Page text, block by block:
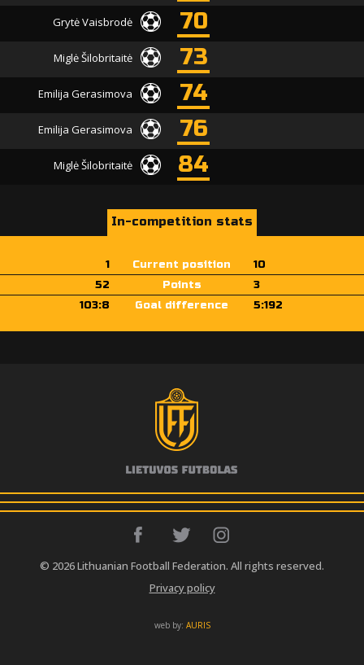
Grytė Vaisbrodė 70
Miglė Šilobritaitė 73
Emilija Gerasimova 74
Emilija Gerasimova 76
Miglė Šilobritaitė 84
In-competition stats
1 Current position
10
52
Points
3
103:8
Goal difference 5:192
© 2026 Lithuanian Football Federation. All rights reserved.
Privacy policy
web by: AURIS